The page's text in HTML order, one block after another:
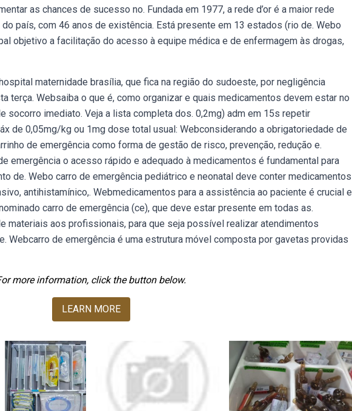
as chances de sucesso no. Fundada em 1977, a rede d’or é a maior rede
país, com 46 anos de existência. Está presente em 13 estados (rio de. Webo
objetivo a facilitação do acesso à equipe médica e de enfermagem às drogas,
maternidade brasília, que fica na região do sudoeste, por negligência
terça. Websaiba o que é, como organizar e quais medicamentos devem estar no
socorro imediato. Veja a lista completa dos. 0,2mg) adm em 15s repetir
de 0,05mg/kg ou 1mg dose total usual: Webconsiderando a obrigatoriedade de
de emergência como forma de gestão de risco, prevenção, redução e.
emergência o acesso rápido e adequado à medicamentos é fundamental para
de. Webo carro de emergência pediátrico e neonatal deve conter medicamentos
antihistamínico,. Webmedicamentos para a assistência ao paciente é crucial e
carro de emergência (ce), que deve estar presente em todas as.
materiais aos profissionais, para que seja possível realizar atendimentos
Webcarro de emergência é uma estrutura móvel composta por gavetas providas
more information, click the button below.
LEARN MORE